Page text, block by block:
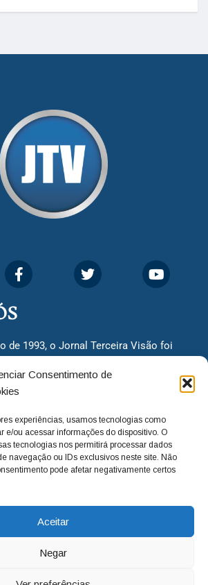
Consentimento de
experiências, usamos tecnologias como
e/ou acessar informações do dispositivo. O
tecnologias nos permitirá processar dados
navegação ou IDs exclusivos neste site. Não
pode afetar negativamente certos
Aceitar
Negar
de 1993, o Jornal Terceira Visão foi
já que naquela época só existiam
de 30 anos, o jornal continua
as melhores notícias. Nunca
necessidades do cidadão, sempre
públicos em busca de melhorias
cobrando resoluções para casos
(19) 3929-6225